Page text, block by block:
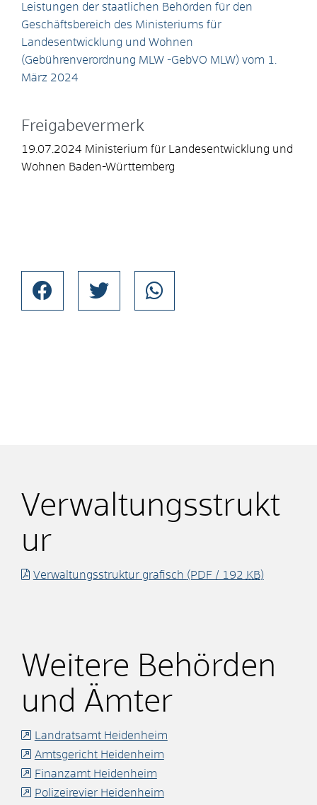
Leistungen der staatlichen Behörden für den
Geschäftsbereich des Ministeriums für
Landesentwicklung und Wohnen
(Gebührenverordnung MLW -GebVO MLW) vom 1.
März 2024
Freigabevermerk
19.07.2024 Ministerium für Landesentwicklung und
Wohnen Baden-Württemberg
Verwaltungsstrukt
ur
Verwaltungsstruktur grafisch (PDF / 192 KB)
Weitere Behörden
und Ämter
Landratsamt Heidenheim
Amtsgericht Heidenheim
Finanzamt Heidenheim
Polizeirevier Heidenheim